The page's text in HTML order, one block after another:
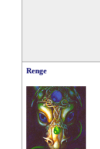
Renge